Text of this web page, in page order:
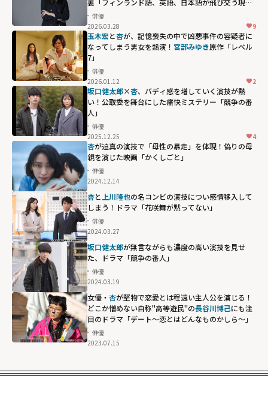
でした」
俳優
2026.03.28
9
玉木宏と杏が、記憶喪失の中で凶悪事件の容疑者に
なってしまう男女を熱演！ 宮部みゆき原作「レベル
7」
俳優
2026.01.12
2
坂口健太郎×杏、バディ感を増していく演技が熱
い！公取委を舞台にした痛快ミステリー「競争の番
人」
俳優
2025.12.25
4
杏が迫真の演技で「母性の暴走」を体現！偽りの母
親を演じた映画「かくしごと」
俳優
2024.12.14
杏と 上川隆也の名コンビの演技につい感情移入して
しまう！ドラマ「花咲舞が黙ってない」
俳優
2024.03.27
坂口健太郎が無言ながらも濃度の高い演技を見せ
た、ドラマ「競争の番人」
俳優
2024.03.19
「デート～恋と
女優・ 杏が堅物で恋愛とは程遠い主人公を演じる！
どこか憎めない自称"高等遊民"の長谷川博己にも注
目のドラマ「デート～恋とはどんなものかしら～」
俳優
2023.07.15